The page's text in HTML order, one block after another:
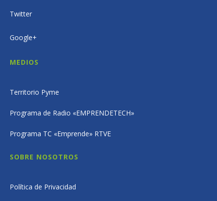
Twitter
Google+
MEDIOS
Territorio Pyme
Programa de Radio «EMPRENDETECH»
Programa TC «Emprende» RTVE
SOBRE NOSOTROS
Política de Privacidad